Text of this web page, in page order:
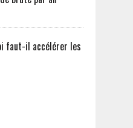
faut-il accélérer les